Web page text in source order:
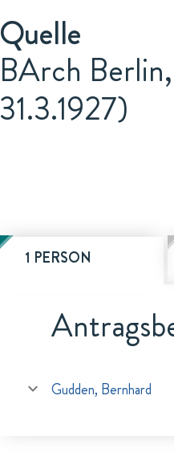
Quelle
BArch
31.3.1927)
1 PERSON
Gudden, Bernhard